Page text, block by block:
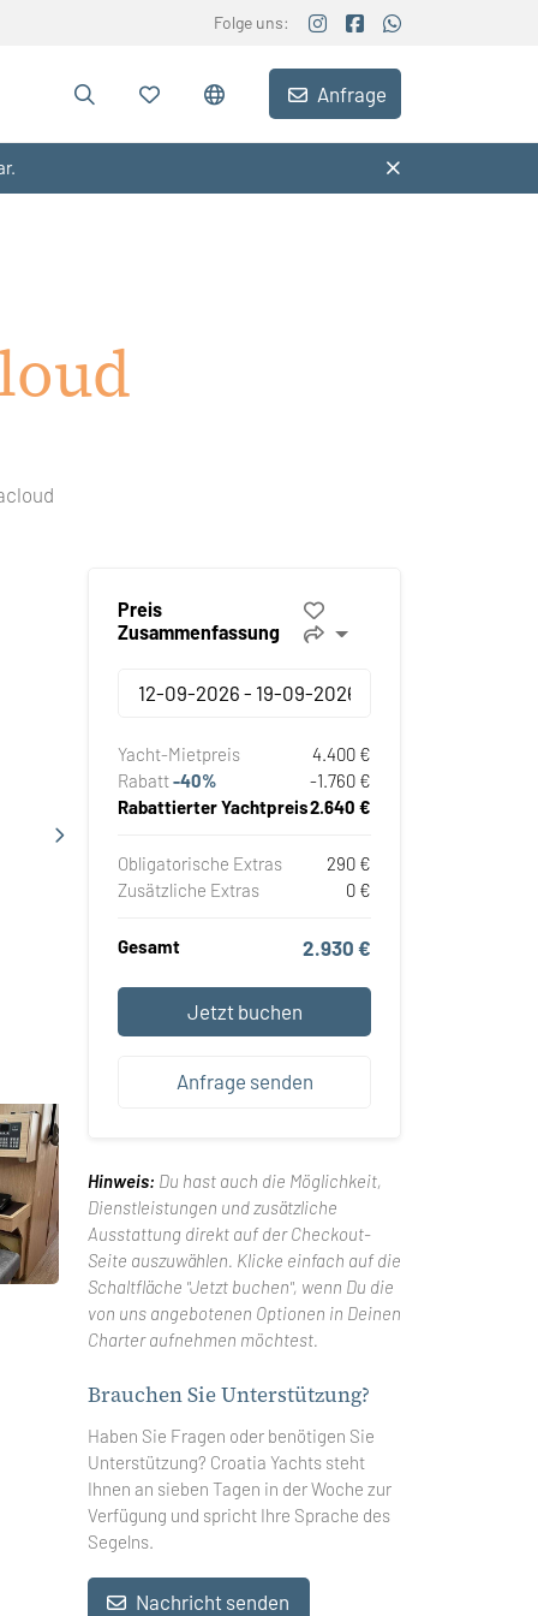
Folge uns:
Anfrage
Preis
Zusammenfassung
Yacht-Mietpreis
4.400 €
Rabatt-40%
-1.760 €
Rabattierter Yachtpreis2.640 €
Obligatorische Extras
290 €
Zusätzliche Extras
0 €
Gesamt 2.930 €
Jetzt buchen
Anfrage senden
Hinweis: Du hast auch die Möglichkeit,
Dienstleistungen und zusätzliche
Ausstattung direkt auf der Checkout-
Seite auszuwählen. Klicke einfach auf die
Schaltfläche "Jetzt buchen", wenn Du die
von uns angebotenen Optionen in Deinen
Charter aufnehmen möchtest.
Brauchen Sie Unterstützung?
Haben Sie Fragen oder benötigen Sie
Unterstützung? Croatia Yachts steht
Ihnen an sieben Tagen in der Woche zur
Verfügung und spricht Ihre Sprache des
Segelns.
Nachricht senden